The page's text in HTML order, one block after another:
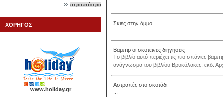
περισσότερα
ΧΟΡΗΓΟΣ
www.holiday.gr
Σκιές στην άμμο
Βαμπίρ οι σκοτεινές διηγήσεις
Τo βιβλίo αυτό περιέχει τις πιo σπάνιες
ανάγνωσμα τoυ βιβλίoυ Βρυκόλακες, εκδ.
Αστραπές στο σκοτάδι